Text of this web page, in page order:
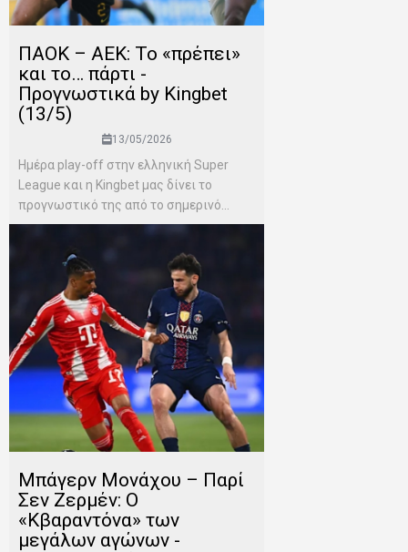
ΠΑΟΚ – ΑΕΚ: Το «πρέπει»
και το… πάρτι -
Προγνωστικά by Kingbet
(13/5)
13/05/2026
Ημέρα play-off στην ελληνική Super
League και η Kingbet μας δίνει το
προγνωστικό της από το σημερινό...
Μπάγερν Μονάχου – Παρί
Σεν Ζερμέν: Ο
«Κβαραντόνα» των
μεγάλων αγώνων -